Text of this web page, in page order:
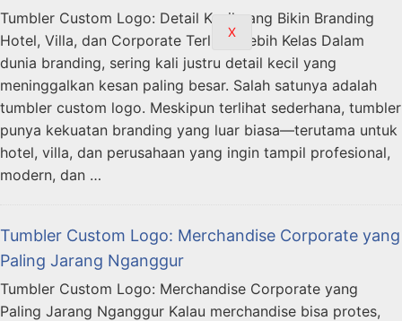
X
Tumbler Custom Logo: Detail Kecil yang Bikin Branding
Hotel, Villa, dan Corporate Terlihat Lebih Kelas Dalam
dunia branding, sering kali justru detail kecil yang
meninggalkan kesan paling besar. Salah satunya adalah
tumbler custom logo. Meskipun terlihat sederhana, tumbler
punya kekuatan branding yang luar biasa—terutama untuk
hotel, villa, dan perusahaan yang ingin tampil profesional,
modern, dan …
Tumbler Custom Logo: Merchandise Corporate yang
Paling Jarang Nganggur
Tumbler Custom Logo: Merchandise Corporate yang
Paling Jarang Nganggur Kalau merchandise bisa protes,